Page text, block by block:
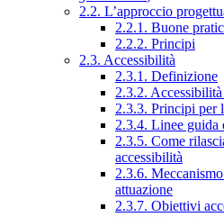
2.2. L’approccio
2.2.1. Buone
2.2.2. Principi
2.3. Accessibilità
2.3.1. Definizione
2.3.2.
2.3.3. Principi per
2.3.4. Linee guida
2.3.5. Come
accessibilità
2.3.6.
attuazione
2.3.7. Obiettivi